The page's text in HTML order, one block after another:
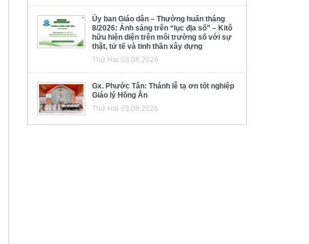
Ủy ban Giáo dân – Thường huấn tháng
8/2026: Ánh sáng trên “lục địa số” – Kitô
hữu hiện diện trên môi trường số với sự
thật, tử tế và tinh thần xây dựng
Thứ Hai 03.08.2026
Gx. Phước Tân: Thánh lễ tạ ơn tốt nghiệp
Giáo lý Hồng Ân
Thứ Hai 03.08.2026